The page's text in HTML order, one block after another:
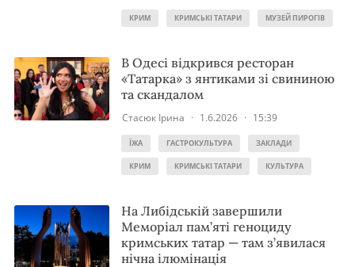
КРИМ КРИМСЬКІ ТАТАРИ МУЗЕЙ ПИРОГІВ
В Одесі відкрився ресторан
«Татарка» з янтиками зі свининою
та скандалом
Стасюк Ірина · 1.6.2026 · 15:39
ЇЖА ГАСТРОКУЛЬТУРА ЗАКЛАДИ
КРИМ КРИМСЬКІ ТАТАРИ КУЛЬТУРА
На Либідській завершили
Меморіал пам’яті геноциду
кримських татар — там з’явилася
нічна ілюмінація